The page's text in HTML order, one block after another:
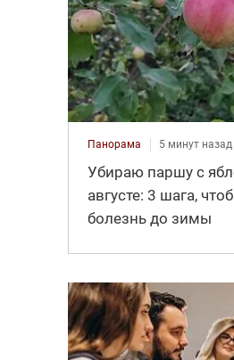
Панорама 5 минут назад
Убираю паршу с
августе: 3 шага,
болезнь до зимы